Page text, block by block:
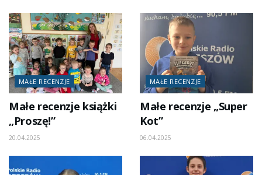
MAŁE RECENZJE
Małe recenzje książki
„Proszę!”
20.04.2025
MAŁE RECENZJE
Małe recenzje „Super
Kot”
06.04.2025